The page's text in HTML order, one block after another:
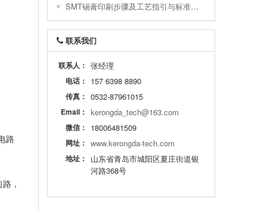
路
，
SMT锡膏印刷步骤及工艺指引与标准及常不良
联系我们
联系人： 张经理
电话： 157 6398 8890
传真： 0532-87961015
Email： kerongda_tech@163.com
微信： 18006481509
网址： www.kerongda-tech.com
地址：
山东省青岛市城阳区夏庄街道银
河路368号